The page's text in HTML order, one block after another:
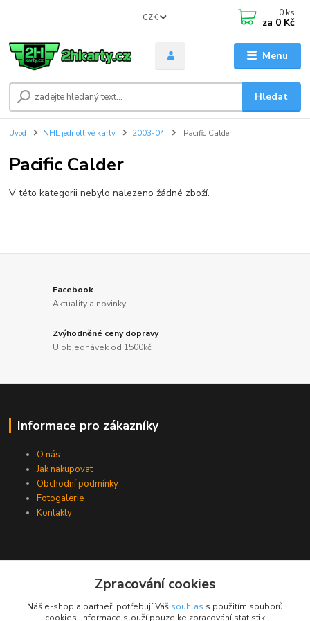
Menu
CZK
Hledat
0 ks
za 0 Kč
Úvod NHL jednotlivé karty 2003-04 Pacific Calder
Pacific Calder
V této kategorii nebylo nalezeno žádné zboží.
Facebook
Aktuality a novinky
Zvýhodněné ceny dopravy
U objednávek od 1500kč
Informace pro zákazníky
O nás
Jak nakupovat
Obchodní podmínky
Fotogalerie
Kontakty
Zpracování cookies
Náš e-shop a partneři potřebují Váš souhlas s použitím souborů
cookies. Informace slouží pouze ke zpracování statistik